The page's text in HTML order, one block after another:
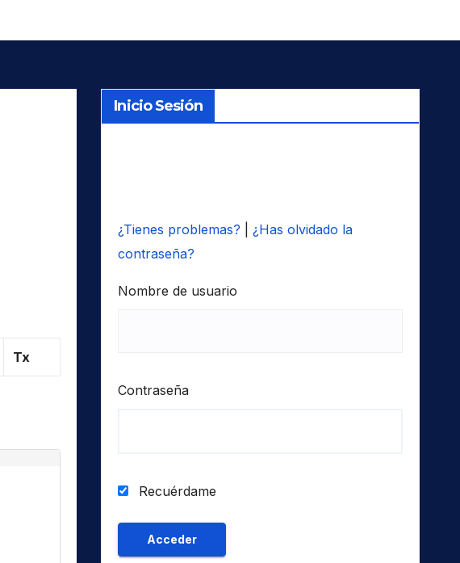
Tx
Inicio Sesión
¿Tienes problemas?
¿Has olvidado la
contraseña?
Nombre de usuario
Contraseña
Recuérdame